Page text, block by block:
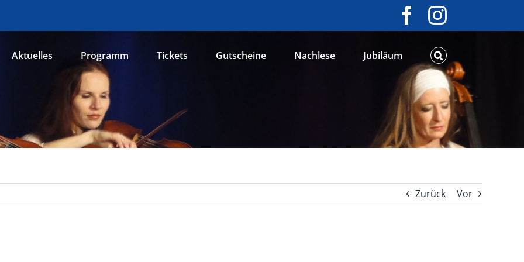
Facebook
Instagram
Aktuelles Programm Tickets Gutscheine Nachlese Jubiläum
Zurück Vor